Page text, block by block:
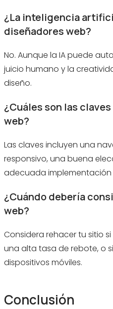
¿La inteligencia
diseñadores web?
No. Aunque la IA puede
juicio humano y la
diseño.
¿Cuáles son las
web?
Las claves incluyen una
responsivo, una buena
adecuada implementación
¿Cuándo debería
web?
Considera rehacer tu sitio
una alta tasa de rebote, o
dispositivos móviles.
Conclusión